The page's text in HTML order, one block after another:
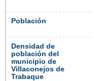
Población
Densidad de
población del
municipio de
Villaconejos de
Trabaque